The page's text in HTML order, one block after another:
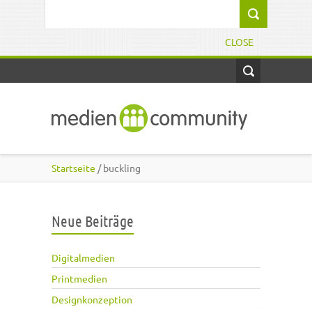
CLOSE
Startseite / buckling
Neue Beiträge
Digitalmedien
Printmedien
Designkonzeption